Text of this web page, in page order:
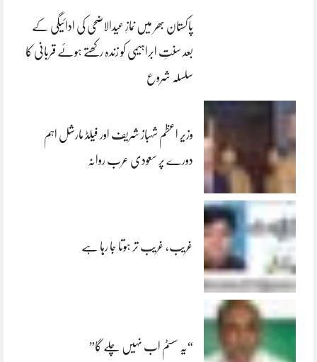
پاکستان بھر میں نمازِ عیدالاضحی کی ادائیگی کے
بعد سنتِ ابراہیمی کو زندہ رکھتے ہوئے قربانی کا
سلسلہ شروع
وزیر اعظم شہباز شریف اور فیلڈ مارشل اہم
دورے پر سعودی عرب روانہ
غریب، غریب تر ہوتا جا رہا ہے
“یہ سسٹم اب نہیں چلے گا”